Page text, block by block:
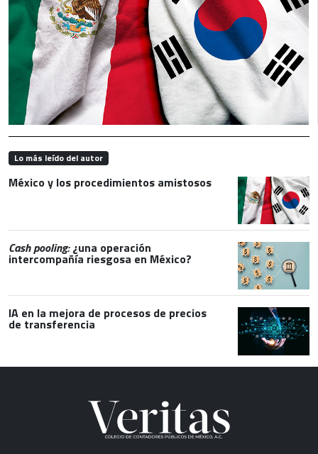
Lo más leído del autor
México y los procedimientos amistosos
Cash pooling:¿una operación
intercompañía riesgosa en México?
IA en la mejora de procesos de precios
de transferencia